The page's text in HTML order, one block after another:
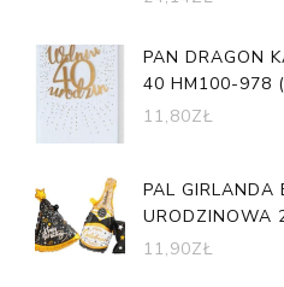
PAN DRAGON
40 HM100-978
11,80ZŁ
PAL GIRLANDA
URODZINOWA
11,90ZŁ